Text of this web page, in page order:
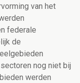
van het
federale
de
nog niet bij
werden